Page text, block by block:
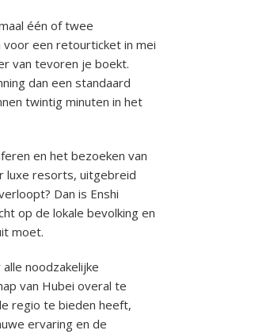
één of twee
voor een retourticket in mei
van tevoren je boekt.
dan een standaard
twintig minuten in het
en het bezoeken van
luxe resorts, uitgebreid
Dan is Enshi
op de lokale bevolking en
moet.
noodzakelijke
van Hubei overal te
regio te bieden heeft,
ervaring en de